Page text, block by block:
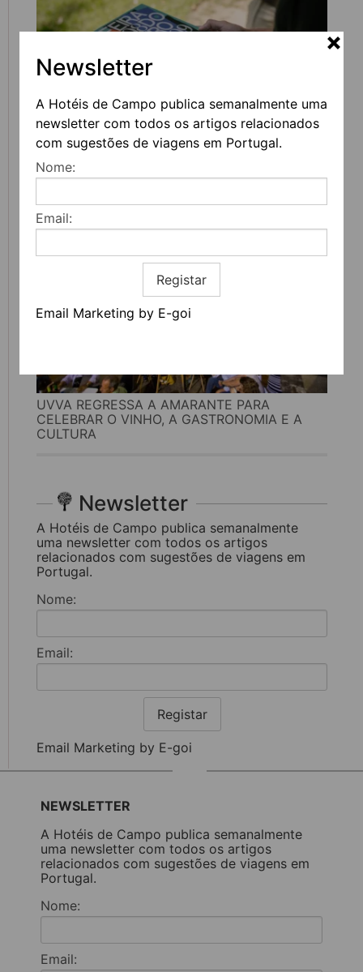
Newsletter
A Hotéis de Campo publica semanalmente uma
newsletter com todos os artigos relacionados
com sugestões de viagens em Portugal.
Nome:
Email:
Registar
Email Marketing by E-goi
FEIRA DO LIVRO DO PORTO REGRESSA COM
MAIS DE 200 ATIVIDADES DEDICADAS À
LITERATURA, MÚSICA E PENSAMENTO
UVVA REGRESSA A AMARANTE PARA
CELEBRAR O VINHO, A GASTRONOMIA E A
CULTURA
Newsletter
A Hotéis de Campo publica semanalmente
uma newsletter com todos os artigos
relacionados com sugestões de viagens em
Portugal.
Nome:
Email:
Registar
Email Marketing by E-goi
NEWSLETTER
A Hotéis de Campo publica semanalmente
uma newsletter com todos os artigos
relacionados com sugestões de viagens em
Portugal.
Nome:
Email: